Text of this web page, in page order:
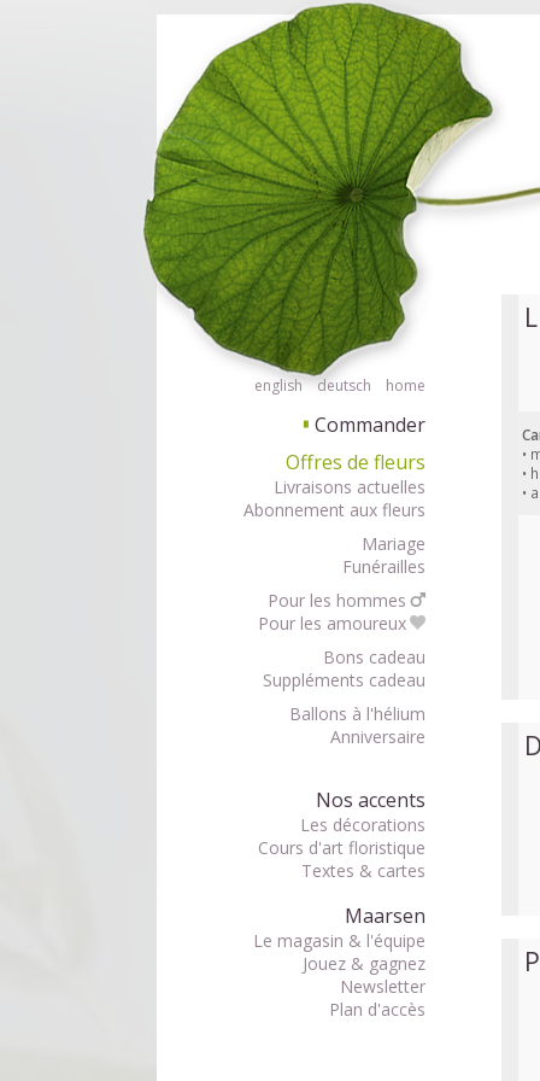
Commander des fleurs en mode accessible avec lecteur d'écran ou
english deutsch home
▘ Commander
Offres de fleurs
Livraisons actuelles
Abonnement aux fleurs
Mariage
Funérailles
Pour les hommes
Pour les amoureux
Bons cadeau
Suppléments cadeau
Ballons à l'hélium
Anniversaire
Nos accents
Les décorations
Cours d'art floristique
Textes & cartes
Maarsen
Le magasin & l'équipe
Jouez & gagnez
Newsletter
Plan d'accès
•
•
•